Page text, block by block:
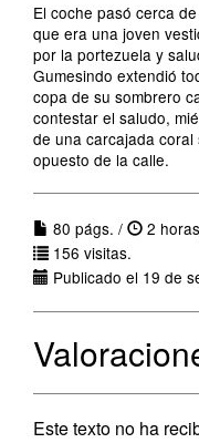
El coche pasó cerca
que era una joven
por la portezuela y
Gumesindo extendió
copa de su sombrero
contestar el saludo,
de una carcajada
opuesto de la calle.
80 págs. /
2
156 visitas.
Publicado el 19 de
Este texto no ha